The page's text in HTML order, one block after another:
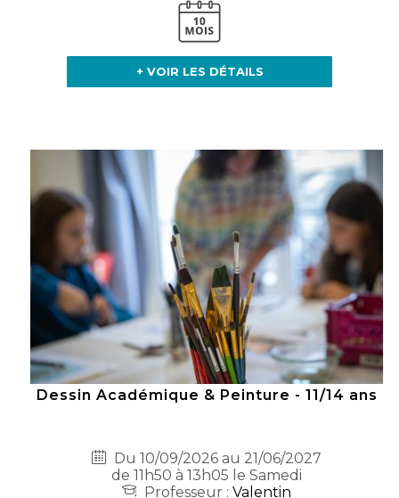
+ VOIR LES DÉTAILS
Dessin Académique & Peinture - 11/14 ans
Du 10/09/2026 au 21/06/2027
de 11h50 à 13h05 le Samedi
Professeur :Valentin